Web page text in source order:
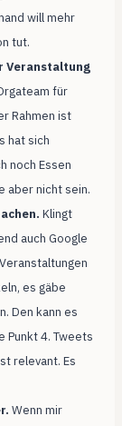
will mehr
tut.
Veranstaltung
für
Rahmen ist
hat sich
noch Essen
aber nicht sein.
Klingt
auch Google
es gäbe
Den kann es
Punkt 4. Tweets
relevant. Es
Wenn mir